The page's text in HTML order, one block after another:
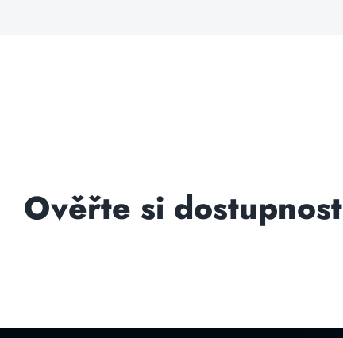
Ověřte si dostupnost